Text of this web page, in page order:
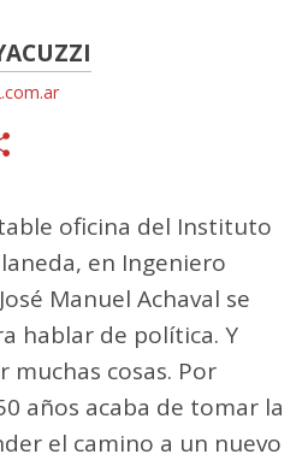
oficina del Instituto
en Ingeniero
Manuel Achaval se
hablar de política. Y
muchas cosas. Por
años acaba de tomar la
el camino a un nuevo